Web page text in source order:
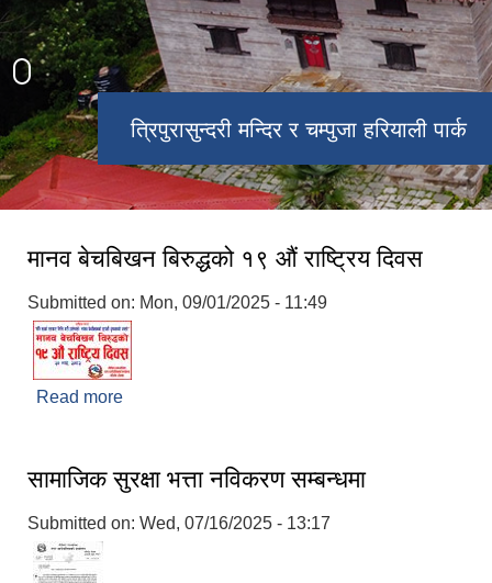
त्रिपुरासुन्दरी मन्दिर र चम्पुजा हरियाली पार्क
चरिकोट बजार
मानव बेचबिखन बिरुद्धको १९ औं राष्ट्रिय दिवस
Submitted on: Mon, 09/01/2025 - 11:49
Read more
सामाजिक सुरक्षा भत्ता नविकरण सम्बन्धमा
Submitted on: Wed, 07/16/2025 - 13:17